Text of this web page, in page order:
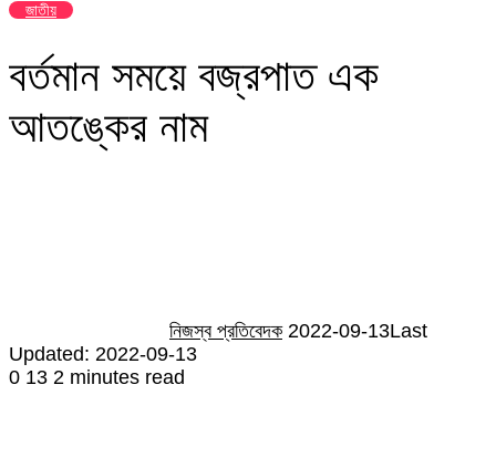
জাতীয়
বর্তমান সময়ে বজ্রপাত এক
আতঙ্কের নাম
নিজস্ব প্রতিবেদক 2022-09-13Last
Updated: 2022-09-13
0 13 2 minutes read